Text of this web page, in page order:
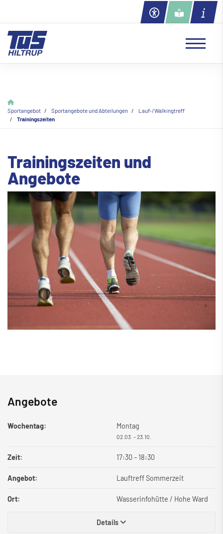
Sportangebot Sportangebote und Abteilungen
Lauf-/Walkingtreff
Trainingszeiten
Trainingszeiten und
Angebote
Angebote
Wochentag: Montag
02.03. – 23.10.
Zeit: 17:30 – 18:30
Angebot: Lauftreff Sommerzeit
Ort: Wasserinfohütte / Hohe Ward
Details